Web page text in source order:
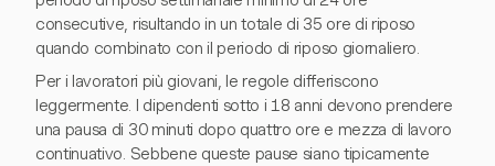
consecutive, risultando in un totale di 35 ore di riposo
quando combinato con il periodo di riposo giornaliero.
Per i lavoratori più giovani, le regole differiscono
leggermente. I dipendenti sotto i 18 anni devono prendere
una pausa di 30 minuti dopo quattro ore e mezza di lavoro
continuativo. Sebbene queste pause siano tipicamente